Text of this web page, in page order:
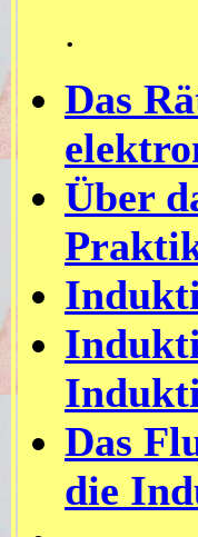
.
Das
Über
Das
die